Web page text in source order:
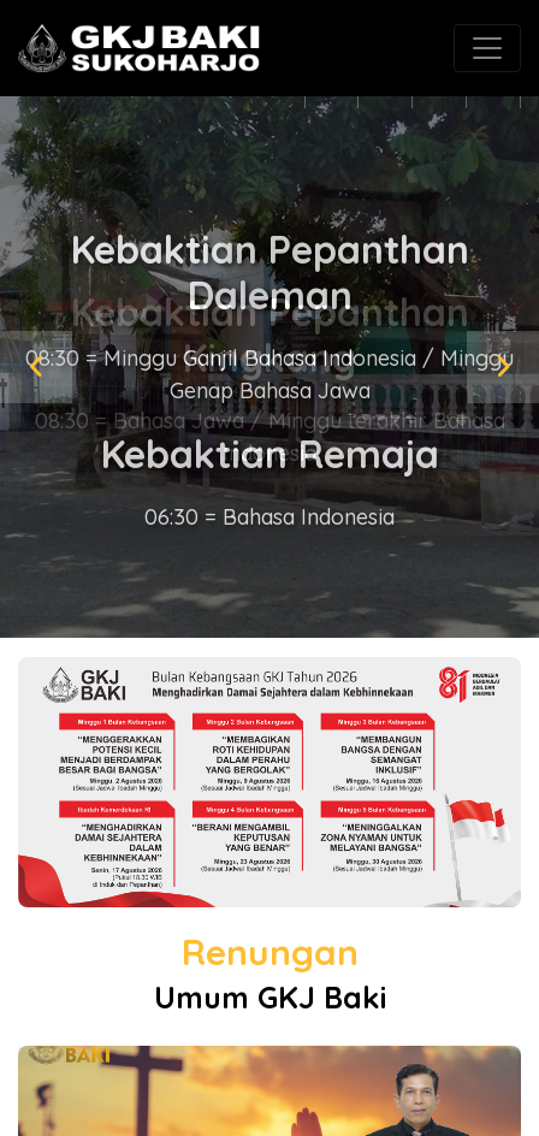
(0271) 625546 gkjbaki@gmail.com
Kebaktian Pepanthan
Kingkang
08:30 = Bahasa Jawa / Minggu terakhir Bahasa
Indonesia
Renungan
Umum GKJ Baki